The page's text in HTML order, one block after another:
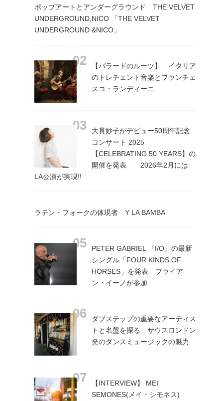
ポップアートとアンダーグラウンド THE VELVET
UNDERGROUND,NICO 「THE VELVET
UNDERGROUND &NICO」
【バラードのルーツ】 イタリア
のトレチェント音楽とフランチェ
スコ・ランディーニ
大貫妙子がデビュー50周年記念
コンサート 2025
【CELEBRATING 50 YEARS】の
開催を発表 2026年2月には
LA公演が実現!!
ラテン・フォークの体現者 Y LA BAMBA
PETER GABRIEL 『I/O』の最新
シングル「FOUR KINDS OF
HORSES」を発表 ブライア
ン・イーノが参加
ダブステップの重要なアーティス
トと名盤を探る サウスロンドン
発のダンスミュージックの魅力
【INTERVIEW】 MEI
SEMONES(メイ・シモネス)